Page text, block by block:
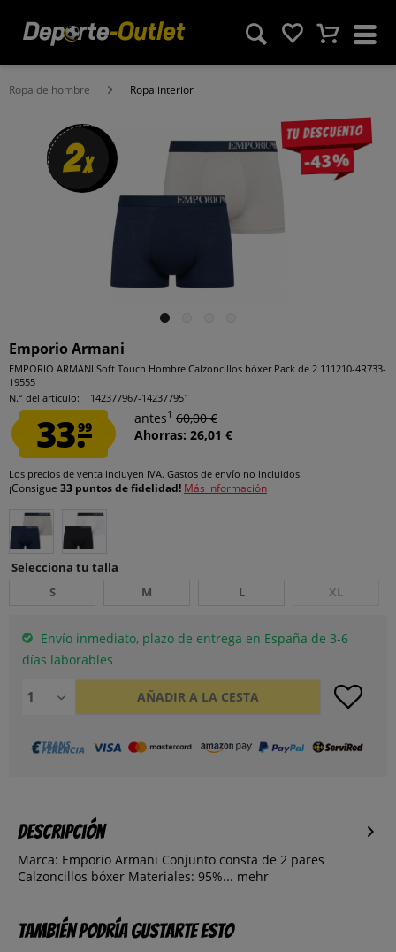
Ropa de hombre Ropa interior
Tu descuento
-43%
2x
Emporio Armani
EMPORIO ARMANI Soft Touch Hombre Calzoncillos bóxer Pack de 2 111210-4R733-
19555
N.° del artículo:
142377967-142377951
33.99
antes1 60,00 €
Ahorras: 26,01 €
Los precios de venta incluyen IVA. Gastos de envío no incluidos.
¡Consigue 33 puntos de fidelidad! Más información
Selecciona tu talla
S
M L XL
Envío inmediato, plazo de entrega en España de 3-6
días laborables
AÑADIR A LA CESTA
Descripción
Marca: Emporio Armani Conjunto consta de 2 pares
Calzoncillos bóxer Materiales: 95%... mehr
También podría gustarte esto